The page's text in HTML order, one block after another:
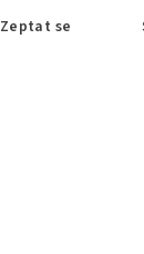
Zeptat se